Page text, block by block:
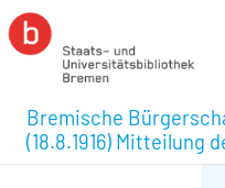
Bremische
(18.8.1916) Mitteilung